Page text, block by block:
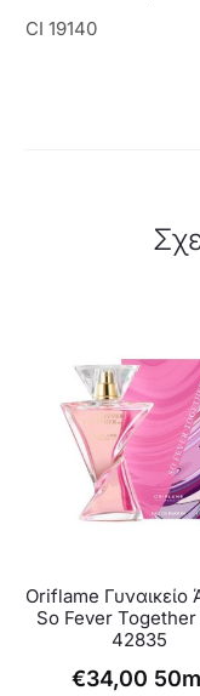
CI 19140
Oriflame
So Fever Together
42835
€34,00